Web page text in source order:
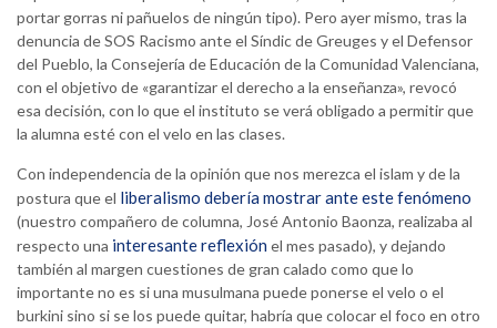
portar gorras ni pañuelos de ningún tipo). Pero ayer mismo, tras la
denuncia de SOS Racismo ante el Síndic de Greuges y el Defensor
del Pueblo, la Consejería de Educación de la Comunidad Valenciana,
con el objetivo de «garantizar el derecho a la enseñanza», revocó
esa decisión, con lo que el instituto se verá obligado a permitir que
la alumna esté con el velo en las clases.
Con independencia de la opinión que nos merezca el islam y de la
postura que el liberalismo debería mostrar ante este fenómeno
(nuestro compañero de columna, José Antonio Baonza, realizaba al
respecto una interesante reflexión el mes pasado), y dejando
también al margen cuestiones de gran calado como que lo
importante no es si una musulmana puede ponerse el velo o el
burkini sino si se los puede quitar, habría que colocar el foco en otro